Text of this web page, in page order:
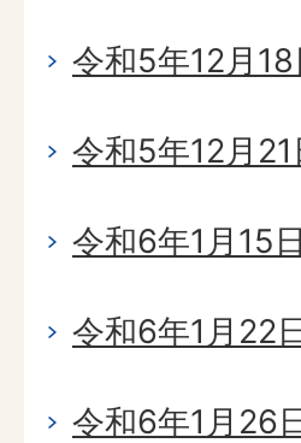
令和5年12月
令和5年12月
令和6年1月15
令和6年1月22
令和6年1月26